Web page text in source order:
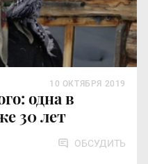
одна в
30 лет
10 ОКТЯБРЯ 2019
ОБСУДИТЬ